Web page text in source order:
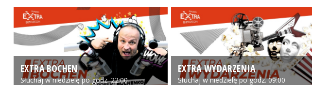
EXTRA BOCHEN
Słuchaj w niedzielę po godz. 22:00
EXTRA WYDARZENIA
Słuchaj w niedzielę po godz. 09:00